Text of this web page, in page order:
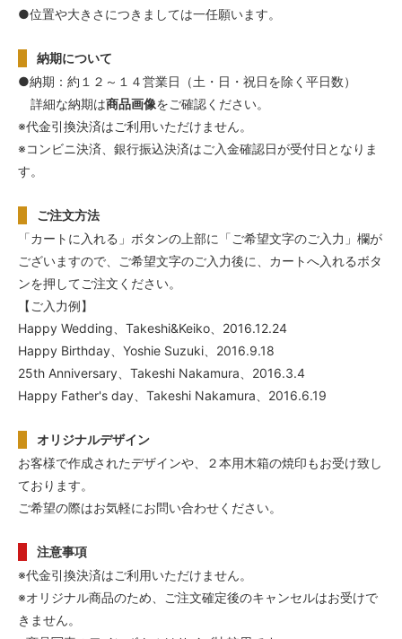
●位置や大きさにつきましては一任願います。
納期について
●納期：約１２～１４営業日（土・日・祝日を除く平日数）
詳細な納期は商品画像をご確認ください。
※代金引換決済はご利用いただけません。
※コンビニ決済、銀行振込決済はご入金確認日が受付日となりま
す。
ご注文方法
「カートに入れる」ボタンの上部に「ご希望文字のご入力」欄が
ございますので、ご希望文字のご入力後に、カートへ入れるボタ
ンを押してご注文ください。
【ご入力例】
Happy Wedding、Takeshi&Keiko、2016.12.24
Happy Birthday、Yoshie Suzuki、2016.9.18
25th Anniversary、Takeshi Nakamura、2016.3.4
Happy Father's day、Takeshi Nakamura、2016.6.19
オリジナルデザイン
お客様で作成されたデザインや、２本用木箱の焼印もお受け致し
ております。
ご希望の際はお気軽にお問い合わせください。
注意事項
※代金引換決済はご利用いただけません。
※オリジナル商品のため、ご注文確定後のキャンセルはお受けで
きません。